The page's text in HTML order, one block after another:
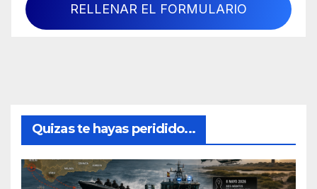
RELLENAR EL FORMULARIO
Quizas te hayas peridido...